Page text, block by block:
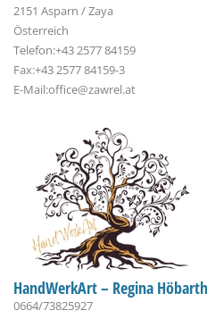
2151 Asparn / Zaya
Österreich
Telefon:+43 2577 84159
Fax:+43 2577 84159-3
E-Mail:office@zawrel.at
HandWerkArt – Regina Höbarth
0664/73825927